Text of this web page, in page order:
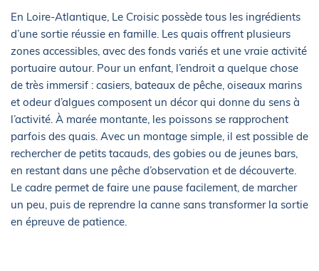
En Loire-Atlantique, Le Croisic possède tous les ingrédients
d’une sortie réussie en famille. Les quais offrent plusieurs
zones accessibles, avec des fonds variés et une vraie activité
portuaire autour. Pour un enfant, l’endroit a quelque chose
de très immersif : casiers, bateaux de pêche, oiseaux marins
et odeur d’algues composent un décor qui donne du sens à
l’activité. À marée montante, les poissons se rapprochent
parfois des quais. Avec un montage simple, il est possible de
rechercher de petits tacauds, des gobies ou de jeunes bars,
en restant dans une pêche d’observation et de découverte.
Le cadre permet de faire une pause facilement, de marcher
un peu, puis de reprendre la canne sans transformer la sortie
en épreuve de patience.